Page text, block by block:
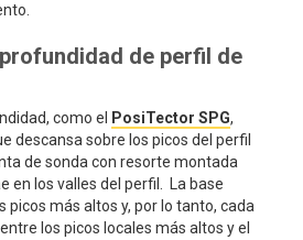
de perfil de
como el PosiTector SPG,
descansa sobre los picos del perfil
de sonda con resorte montada
en los valles del perfil. La base
picos más altos y, por lo tanto, cada
los picos locales más altos y el